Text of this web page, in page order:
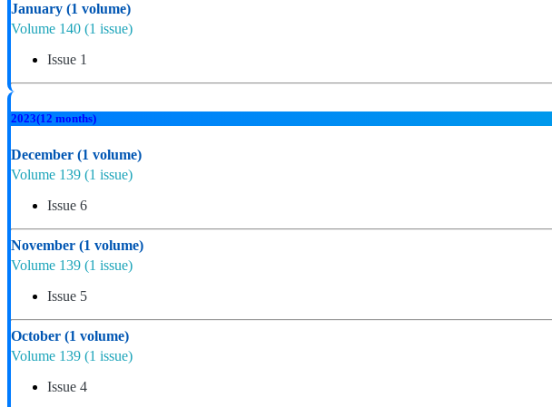
January (1 volume)
Volume 140 (1 issue)
Issue 1
2023(12 months)
December (1 volume)
Volume 139 (1 issue)
Issue 6
November (1 volume)
Volume 139 (1 issue)
Issue 5
October (1 volume)
Volume 139 (1 issue)
Issue 4